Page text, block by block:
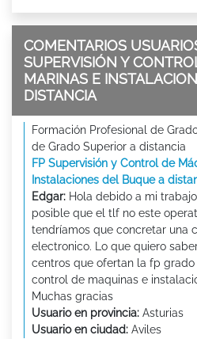
COMENTARIOS
SUPERVISIÓN Y
MARINAS E
DISTANCIA
Formación Profesional de
de Grado Superior a distancia
FP Supervisión y Control de
Instalaciones del Buque a
Edgar: Hola debido a mi
posible que el tlf no este
tendríamos que concretar una
electronico. Lo que quiero
centros que ofertan la fp grado
control de maquinas e
Muchas gracias
Usuario en provincia: Asturias
Usuario en ciudad: Aviles